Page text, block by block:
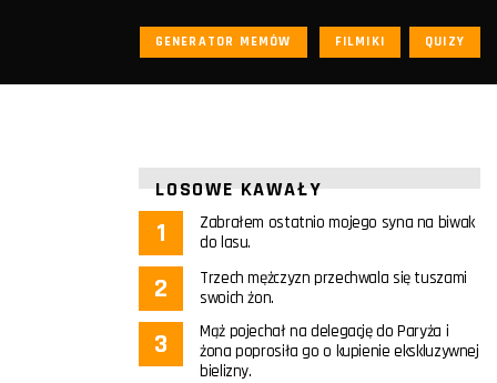
GENERATOR MEMÓW FILMIKI QUIZY
LOSOWE KAWAŁY
Zabrałem ostatnio mojego syna na biwak
do lasu.
Trzech mężczyzn przechwala się tuszami
swoich żon.
Mąż pojechał na delegację do Paryża i
żona poprosiła go o kupienie ekskluzywnej
bielizny.